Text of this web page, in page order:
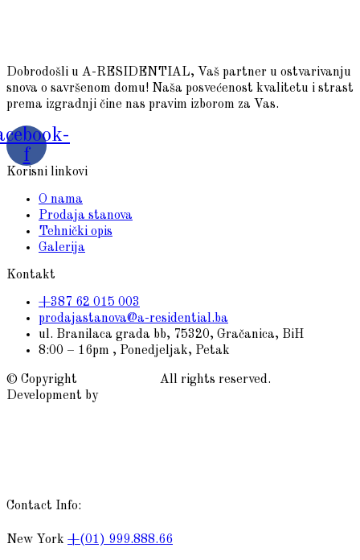
Dobrodošli u A-RESIDENTIAL, Vaš partner u ostvarivanju
snova o savršenom domu! Naša posvećenost kvalitetu i strast
prema izgradnji čine nas pravim izborom za Vas.
f
Korisni linkovi
O nama
Prodaja stanova
Tehnički opis
Galerija
Kontakt
+387 62 015 003
prodajastanova@a-residential.ba
ul. Branilaca grada bb, 75320, Gračanica, BiH
8:00 – 16pm , Ponedjeljak, Petak
© Copyright
All rights reserved.
Development by
Contact Info:
New York +(01) 999.888.66